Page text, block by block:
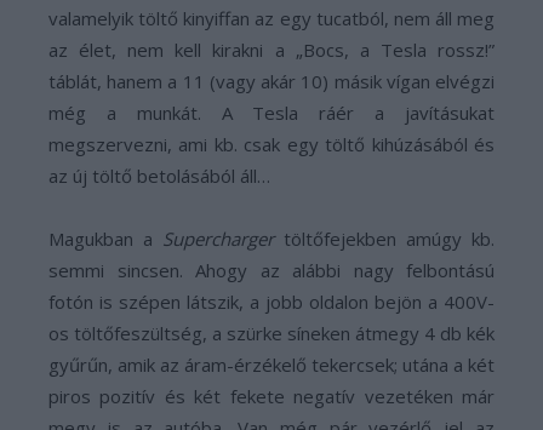
valamelyik töltő kinyiffan az egy tucatból, nem áll meg
az élet, nem kell kirakni a „Bocs, a Tesla rossz!”
táblát, hanem a 11 (vagy akár 10) másik vígan elvégzi
még a munkát. A Tesla ráér a javításukat
megszervezni, ami kb. csak egy töltő kihúzásából és
az új töltő betolásából áll…
Magukban a Superchargertöltőfejekben amúgy kb.
semmi sincsen. Ahogy az alábbi nagy felbontású
fotón is szépen látszik, a jobb oldalon bejön a 400V-
os töltőfeszültség, a szürke síneken átmegy 4 db kék
gyűrűn, amik az áram-érzékelő tekercsek; utána a két
piros pozitív és két fekete negatív vezetéken már